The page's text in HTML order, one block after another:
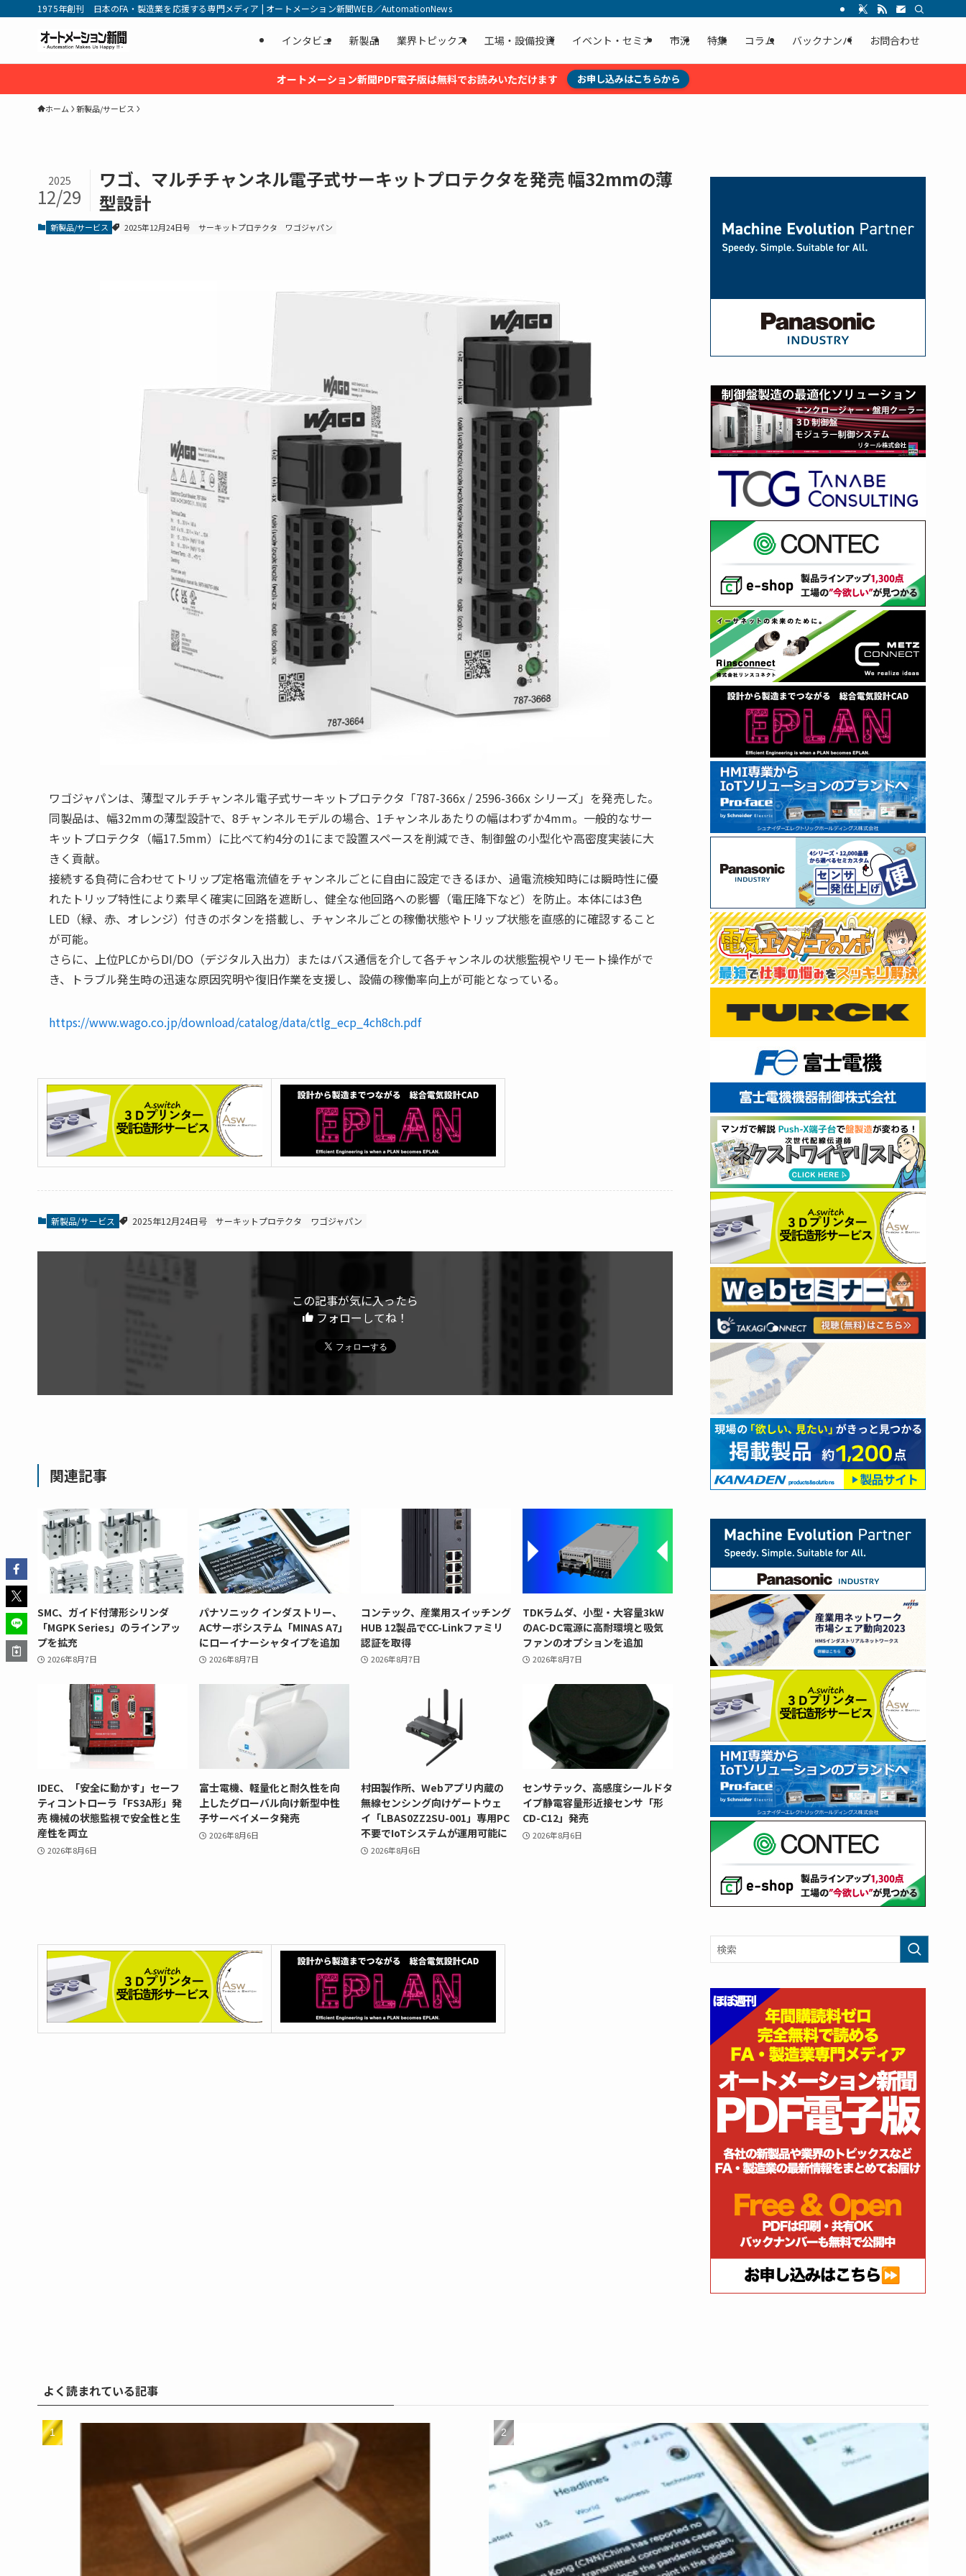
1975年創刊 日本のFA・製造業を応援する専門メディア | オートメーション新聞WEB／AutomationNews
インタビュ 新製品 業界トピックス 工場・設備投資 イベント・セミナ 市況 特集 コラム バックナンバ お問合わせ
オートメーション新聞PDF電子版は無料でお読みいただけます お申し込みはこちらから
ホーム 新製品/サービス
ワゴ、マルチチャンネル電子式サーキットプロテクタを発売 幅32mmの薄
型設計
2025
12/29
新製品/サービス 2025年12月24日号 サーキットプロテクタ ワゴジャパン
ワゴジャパンは、薄型マルチチャンネル電子式サーキットプロテクタ「787-366x / 2596-366x シリーズ」を発売した。
同製品は、幅32mmの薄型設計で、8チャンネルモデルの場合、1チャンネルあたりの幅はわずか4mm。一般的なサー
キットプロテクタ（幅17.5mm）に比べて約4分の1にまで設置スペースを削減でき、制御盤の小型化や高密度実装に大
きく貢献。
接続する負荷に合わせてトリップ定格電流値をチャンネルごとに自由に設定できるほか、過電流検知時には瞬時性に優
れたトリップ特性により素早く確実に回路を遮断し、健全な他回路への影響（電圧降下など）を防止。本体には3色
LED（緑、赤、オレンジ）付きのボタンを搭載し、チャンネルごとの稼働状態やトリップ状態を直感的に確認すること
が可能。
さらに、上位PLCからDI/DO（デジタル入出力）またはバス通信を介して各チャンネルの状態監視やリモート操作がで
き、トラブル発生時の迅速な原因究明や復旧作業を支援し、設備の稼働率向上が可能となっている。
https://www.wago.co.jp/download/catalog/data/ctlg_ecp_4ch8ch.pdf
新製品/サービス 2025年12月24日号 サーキットプロテクタ ワゴジャパン
この記事が気に入ったら
フォローしてね！
関連記事
SMC、ガイド付薄形シリンダ
「MGPK Series」のラインアッ
プを拡充
2026年8月7日
パナソニック インダストリー、
ACサーボシステム「MINAS A7」
にローイナーシャタイプを追加
2026年8月7日
コンテック、産業用スイッチング
HUB 12製品でCC-Linkファミリ
認証を取得
2026年8月7日
TDKラムダ、小型・大容量3kW
のAC-DC電源に高耐環境と吸気
ファンのオプションを追加
2026年8月7日
IDEC、「安全に動かす」セーフ
ティコントローラ「FS3A形」発
売 機械の状態監視で安全性と生
産性を両立
2026年8月6日
富士電機、軽量化と耐久性を向
上したグローバル向け新型中性
子サーベイメータ発売
2026年8月6日
村田製作所、Webアプリ内蔵の
無線センシング向けゲートウェ
イ「LBAS0ZZ2SU-001」専用PC
不要でIoTシステムが運用可能に
2026年8月6日
センサテック、高感度シールドタ
イプ静電容量形近接センサ「形
CD-C12」発売
2026年8月6日
よく読まれている記事